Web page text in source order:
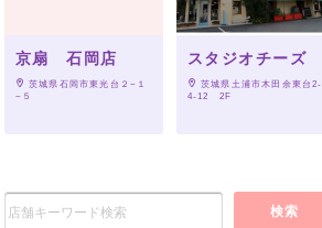
京扇 石岡店
茨城県石岡市東光台２−１
−５
スタジオチーズ
茨城県土浦市木田余東台2-
4-12　2F
検索